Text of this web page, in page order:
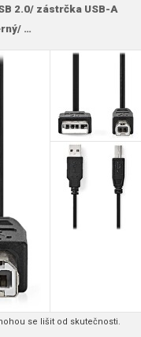
2.0/ zástrčka USB-A
…
se lišit od skutečnosti.